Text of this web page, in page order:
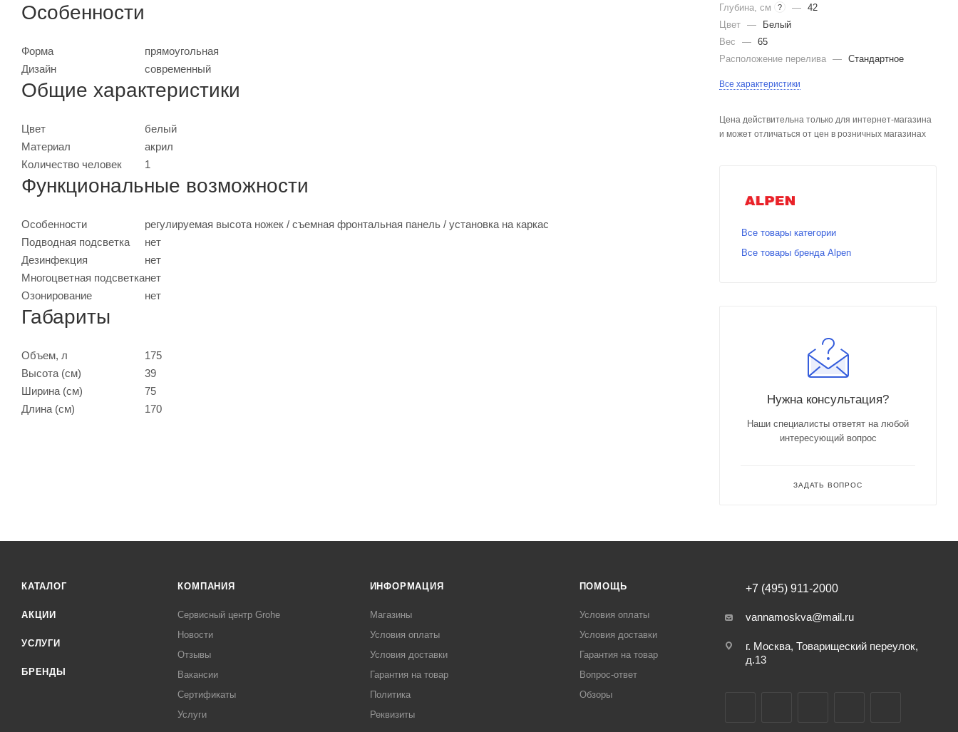
Особенности
Форма
прямоугольная
Дизайн
современный
Общие характеристики
Цвет
белый
Материал
акрил
Количество человек
1
Функциональные возможности
Особенности
регулируемая высота ножек / съемная фронтальная панель / установка на каркас
Подводная подсветка
нет
Дезинфекция
нет
Многоцветная подсветканет
Озонирование
нет
Габариты
Объем, л
175
Высота (см)
39
Ширина (см)
75
Длина (см)
170
Глубина, см
? — 42
Цвет —
Белый
Вес
— 65
Расположение перелива — Стандартное
Все характеристики
Цена действительна только для интернет-магазина
и может отличаться от цен в розничных магазинах
Все товары категории
Все товары бренда Alpen
Нужна консультация?
Наши специалисты ответят на любой
интересующий вопрос
ЗАДАТЬ ВОПРОС
КАТАЛОГ
АКЦИИ
УСЛУГИ
БРЕНДЫ
КОМПАНИЯ
Сервисный центр Grohe
Новости
Отзывы
Вакансии
Сертификаты
Услуги
ИНФОРМАЦИЯ
Магазины
Условия оплаты
Условия доставки
Гарантия на товар
Политика
Реквизиты
ПОМОЩЬ
Условия оплаты
Условия доставки
Гарантия на товар
Вопрос-ответ
Обзоры
+7 (495) 911-2000
vannamoskva@mail.ru
г. Москва, Товарищеский переулок,
д.13